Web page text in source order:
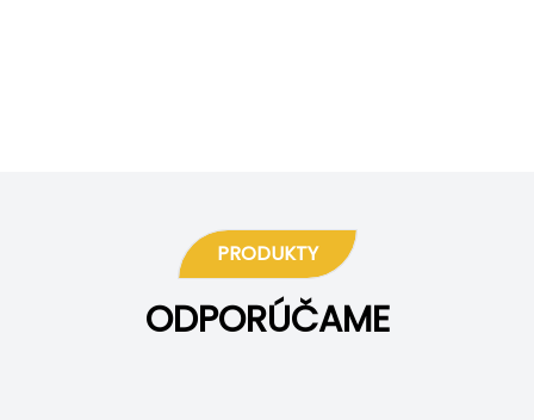
PRODUKTY
ODPORÚČAME